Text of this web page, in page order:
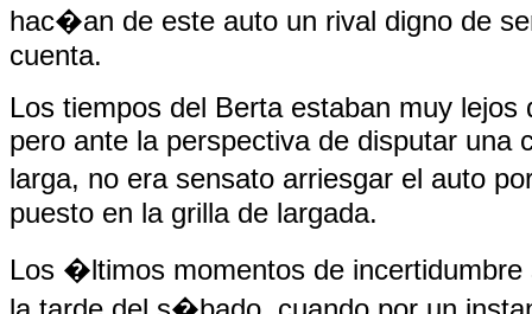
hac�an de este auto un rival digno de
cuenta.
Los tiempos del Berta estaban muy lejos
pero ante la perspectiva de disputar una
larga, no era sensato arriesgar el auto
puesto en la grilla de largada.
Los �ltimos momentos de incertidumbre